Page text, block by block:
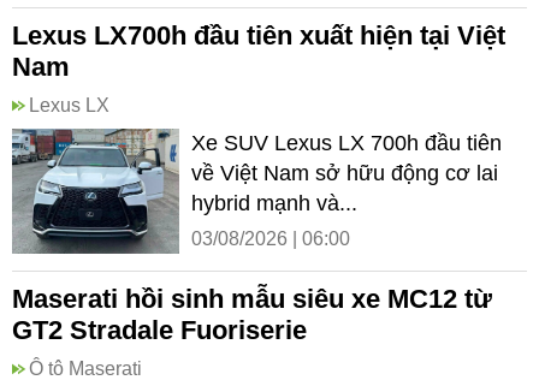
Lexus LX700h đầu tiên xuất hiện tại Việt
Nam
Lexus LX
Xe SUV Lexus LX 700h đầu tiên
về Việt Nam sở hữu động cơ lai
hybrid mạnh và...
03/08/2026 | 06:00
Maserati hồi sinh mẫu siêu xe MC12 từ
GT2 Stradale Fuoriserie
Ô tô Maserati